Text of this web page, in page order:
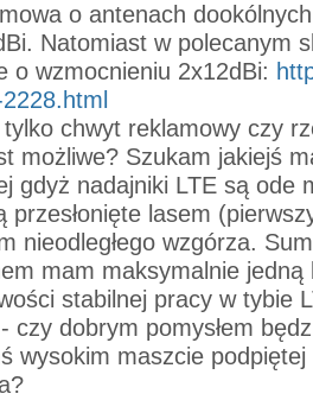
o antenach
Natomiast w polecanym
o wzmocnieniu 2x12dBi:
chwyt reklamowy czy
możliwe? Szukam jakiejś
gdyż nadajniki LTE są ode
przesłonięte lasem
nieodległego wzgórza.
mam maksymalnie jedną
stabilnej pracy w tybie
czy dobrym pomysłem
wysokim maszcie podpiętej